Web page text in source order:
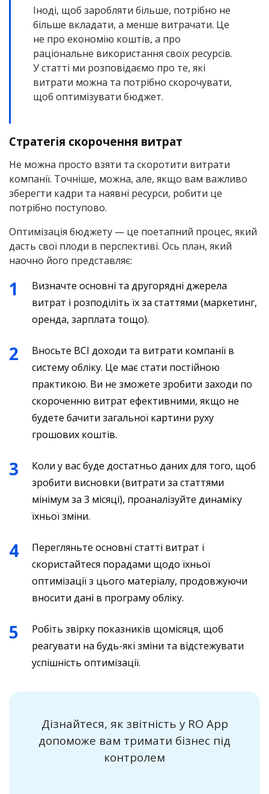
Іноді, щоб заробляти більше, потрібно не
більше вкладати, а менше витрачати. Це
не про економію коштів, а про
раціональне використання своїх ресурсів.
У статті ми розповідаємо про те, які
витрати можна та потрібно скорочувати,
щоб оптимізувати бюджет.
Стратегія скорочення витрат
Не можна просто взяти та скоротити витрати
компанії. Точніше, можна, але, якщо вам важливо
зберегти кадри та наявні ресурси, робити це
потрібно поступово.
Оптимізація бюджету — це поетапний процес, який
дасть свої плоди в перспективі. Ось план, який
наочно його представляє:
Визначте основні та другорядні джерела
витрат і розподіліть їх за статтями (маркетинг,
оренда, зарплата тощо).
Вносьте ВСІ доходи та витрати компанії в
систему обліку. Це має стати постійною
практикою. Ви не зможете зробити заходи по
скороченню витрат ефективними, якщо не
будете бачити загальної картини руху
грошових коштів.
Коли у вас буде достатньо даних для того, щоб
зробити висновки (витрати за статтями
мінімум за 3 місяці), проаналізуйте динаміку
їхньої зміни.
Перегляньте основні статті витрат і
скористайтеся порадами щодо їхньої
оптимізації з цього матеріалу, продовжуючи
вносити дані в програму обліку.
Робіть звірку показників щомісяця, щоб
реагувати на будь-які зміни та відстежувати
успішність оптимізації.
Дізнайтеся, як звітність у RO App
допоможе вам тримати бізнес під
контролем